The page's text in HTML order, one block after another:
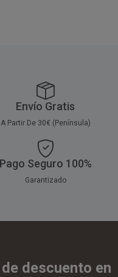
Envío Gratis
A Partir De 30€ (Península)
Pago Seguro 100%
Garantizado
descuento en